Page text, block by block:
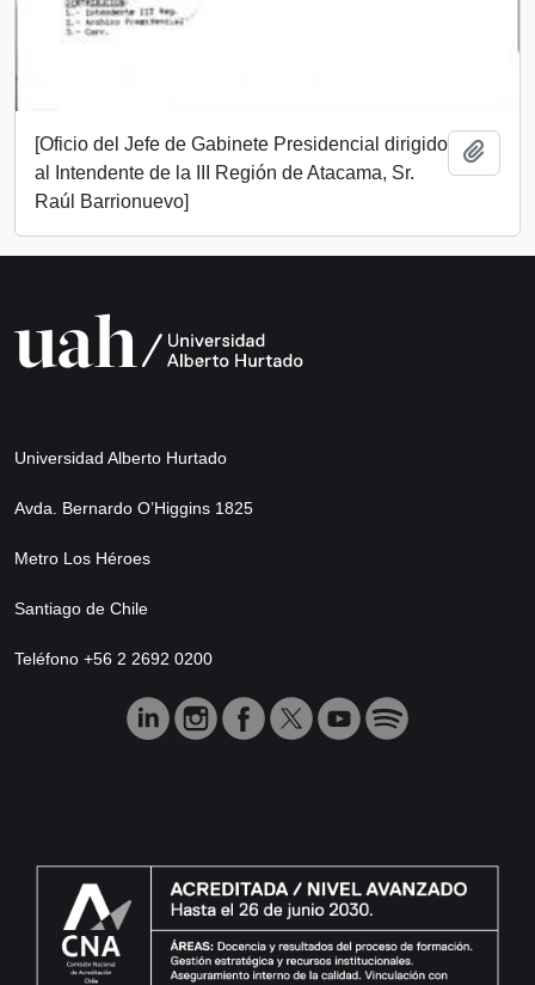
[Oficio del Jefe de Gabinete Presidencial dirigido
al Intendente de la III Región de Atacama, Sr.
Raúl Barrionuevo]
Universidad Alberto Hurtado
Avda. Bernardo O’Higgins 1825
Metro Los Héroes
Santiago de Chile
Teléfono +56 2 2692 0200